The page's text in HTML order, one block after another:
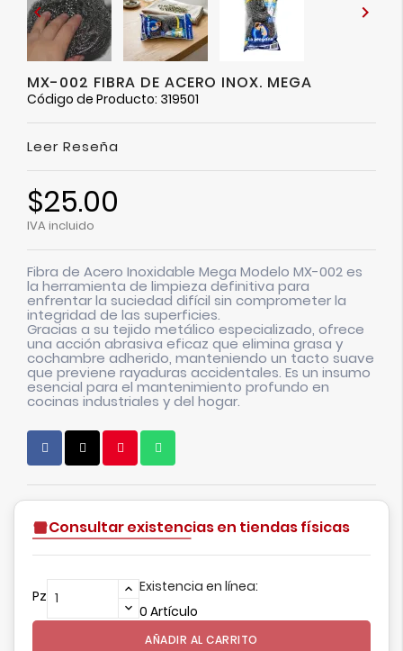
 
MX-002 FIBRA DE ACERO INOX. MEGA
Código de Producto: 319501
Leer Reseña
$25.00
IVA incluido
Fibra de Acero Inoxidable Mega Modelo MX-002 es
la herramienta de limpieza definitiva para
enfrentar la suciedad difícil sin comprometer la
integridad de las superficies.
Gracias a su tejido metálico especializado, ofrece
una acción abrasiva eficaz que elimina grasa y
cochambre adherido, manteniendo un tacto suave
que previene rayaduras accidentales. Es un insumo
esencial para el mantenimiento profundo en
cocinas industriales y del hogar.
Consultar existencias en tiendas físicas
Pz
Existencia en línea:
0 Artículo
AÑADIR AL CARRITO